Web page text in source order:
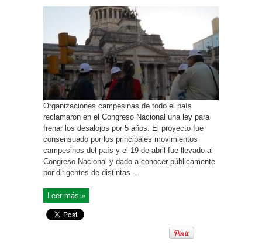
Organizaciones campesinas de todo el país
reclamaron en el Congreso Nacional una ley para
frenar los desalojos por 5 años. El proyecto fue
consensuado por los principales movimientos
campesinos del país y el 19 de abril fue llevado al
Congreso Nacional y dado a conocer públicamente
por dirigentes de distintas ...
Leer más »